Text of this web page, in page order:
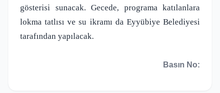
gösterisi sunacak. Gecede, programa katılanlara
lokma tatlısı ve su ikramı da Eyyübiye Belediyesi
tarafından yapılacak.
Basın No: